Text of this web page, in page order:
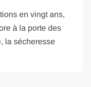
en vingt ans,
à la porte des
la sécheresse